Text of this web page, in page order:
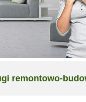
remontowo-